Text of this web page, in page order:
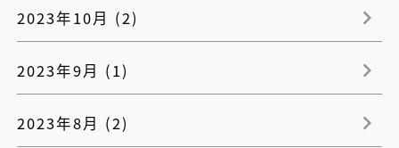
2023年10月 (2)
2023年9月 (1)
2023年8月 (2)